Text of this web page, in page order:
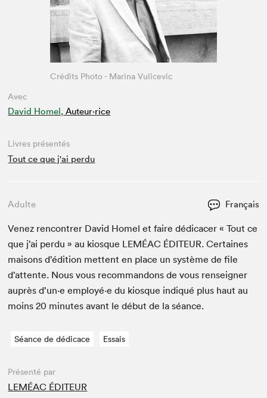
Avec
David Homel, Auteur·rice
Crédits Photo - Marina Vulicevic
Livres présentés
Tout ce que j'ai perdu
Adulte Français
Venez ren­con­tr­er David Homel et faire dédi­cac­er « Tout ce
que j’ai per­du » au kiosque LEMÉAC ÉDI­TEUR. Cer­taines
maisons d’édi­tion met­tent en place un sys­tème de file
d’at­tente. Nous vous recom­man­dons de vous ren­seign­er
auprès d’un·e employé·e du kiosque indiqué plus haut au
moins20 min­utes avant le début de la séance.
Séance de dédicace Essais
Présenté par
LEMÉAC ÉDITEUR